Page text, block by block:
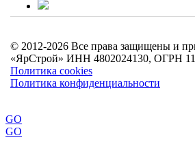
© 2012-2026 Все права защищены и
«ЯрСтрой» ИНН 4802024130, ОГРН
Политика cookies
Политика конфиденциальности
GO
GO